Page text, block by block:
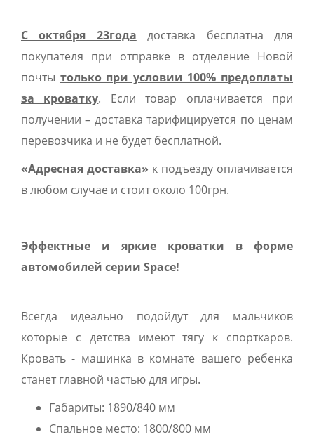
С октября 23года доставка бесплатна для
покупателя при отправке в отделение Новой
почты только при условии 100% предоплаты
за кроватку. Если товар оплачивается при
получении – доставка тарифицируется по ценам
перевозчика и не будет бесплатной.
«Адресная доставка» к подъезду оплачивается
в любом случае и стоит около 100грн.
Эффектные и яркие кроватки в форме
автомобилей серии Space!
Всегда идеально подойдут для мальчиков
которые с детства имеют тягу к спорткаров.
Кровать - машинка в комнате вашего ребенка
станет главной частью для игры.
Габариты: 1890/840 мм
Спальное место: 1800/800 мм